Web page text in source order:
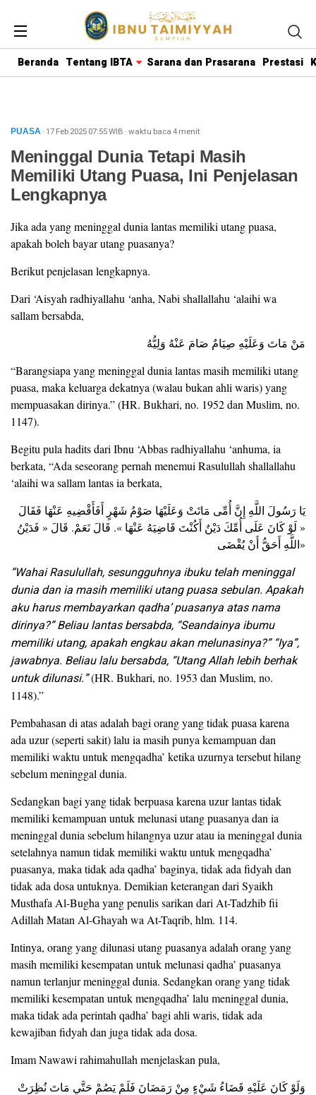
Beranda Tentang IBTA Sarana dan Prasarana Prestasi
PUASA · 17 Feb 202507:55WIB ·waktu baca 4 menit
Meninggal Dunia Tetapi Masih
Memiliki Utang Puasa, Ini Penjelasan
Lengkapnya
Jika ada yang meninggal dunia lantas memiliki utang puasa,
apakah boleh bayar utang puasanya?
Berikut penjelasan lengkapnya.
Dari ‘Aisyah radhiyallahu ‘anha, Nabi shallallahu ‘alaihi wa
sallam bersabda,
مَنْ مَاتَ وَعَلَيْهِ صِيَامٌ صَامَ عَنْهُ وَلِيُّهُ
“Barangsiapa yang meninggal dunia lantas masih memiliki utang
puasa, maka keluarga dekatnya (walau bukan ahli waris) yang
mempuasakan dirinya.” (HR. Bukhari, no. 1952 dan Muslim, no.
1147).
Begitu pula hadits dari Ibnu ‘Abbas radhiyallahu ‘anhuma, ia
berkata, “Ada seseorang pernah menemui Rasulullah shallallahu
‘alaihi wa sallam lantas ia berkata,
يَا رَسُولَ اللَّهِ إِنَّ أُمِّى مَاتَتْ وَعَلَيْهَا صَوْمُ شَهْرٍ أَفَأَقْضِيهِ عَنْهَا فَقَالَ
« لَوْ كَانَ عَلَى أُمِّكَ دَيْنٌ أَكُنْتَ قَاضِيَهُ عَنْهَا ». قَالَ نَعَمْ. قَالَ « فَدَيْنُ
اللَّهِ أَحَقُّ أَنْ يُقْضَى»
“Wahai Rasulullah, sesungguhnya ibuku telah meninggal
dunia dan ia masih memiliki utang puasa sebulan. Apakah
aku harus membayarkan qadha’ puasanya atas nama
dirinya?” Beliau lantas bersabda, “Seandainya ibumu
memiliki utang, apakah engkau akan melunasinya?” “Iya”,
jawabnya. Beliau lalu bersabda, “Utang Allah lebih berhak
untuk dilunasi.”(HR. Bukhari, no. 1953 dan Muslim, no.
1148).”
Pembahasan di atas adalah bagi orang yang tidak puasa karena
ada uzur (seperti sakit) lalu ia masih punya kemampuan dan
memiliki waktu untuk mengqadha’ ketika uzurnya tersebut hilang
sebelum meninggal dunia.
Sedangkan bagi yang tidak berpuasa karena uzur lantas tidak
memiliki kemampuan untuk melunasi utang puasanya dan ia
meninggal dunia sebelum hilangnya uzur atau ia meninggal dunia
setelahnya namun tidak memiliki waktu untuk mengqadha’
puasanya, maka tidak ada qadha’ baginya, tidak ada fidyah dan
tidak ada dosa untuknya. Demikian keterangan dari Syaikh
Musthafa Al-Bugha yang penulis sarikan dari At-Tadzhib fii
Adillah Matan Al-Ghayah wa At-Taqrib, hlm. 114.
Intinya, orang yang dilunasi utang puasanya adalah orang yang
masih memiliki kesempatan untuk melunasi qadha’ puasanya
namun terlanjur meninggal dunia. Sedangkan orang yang tidak
memiliki kesempatan untuk mengqadha’ lalu meninggal dunia,
maka tidak ada perintah qadha’ bagi ahli waris, tidak ada
kewajiban fidyah dan juga tidak ada dosa.
Imam Nawawi rahimahullah menjelaskan pula,
وَلَوْ كَانَ عَلَيْهِ قَضَاءُ شَيْءٍ مِنْ رَمَضَانَ فَلَمْ يَصُمْ حَتَّي مَاتَ نُظِرَتْ